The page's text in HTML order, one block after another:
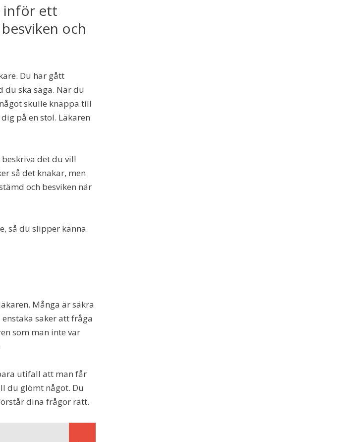
inför ett
och
Du har gått
du ska säga. När du
skulle knäppa till
på en stol. Läkaren
det du vill
så det knakar, men
och besviken när
så du slipper känna
Många är säkra
saker att fråga
som man inte var
utifall att man får
du glömt något. Du
dina frågor rätt.